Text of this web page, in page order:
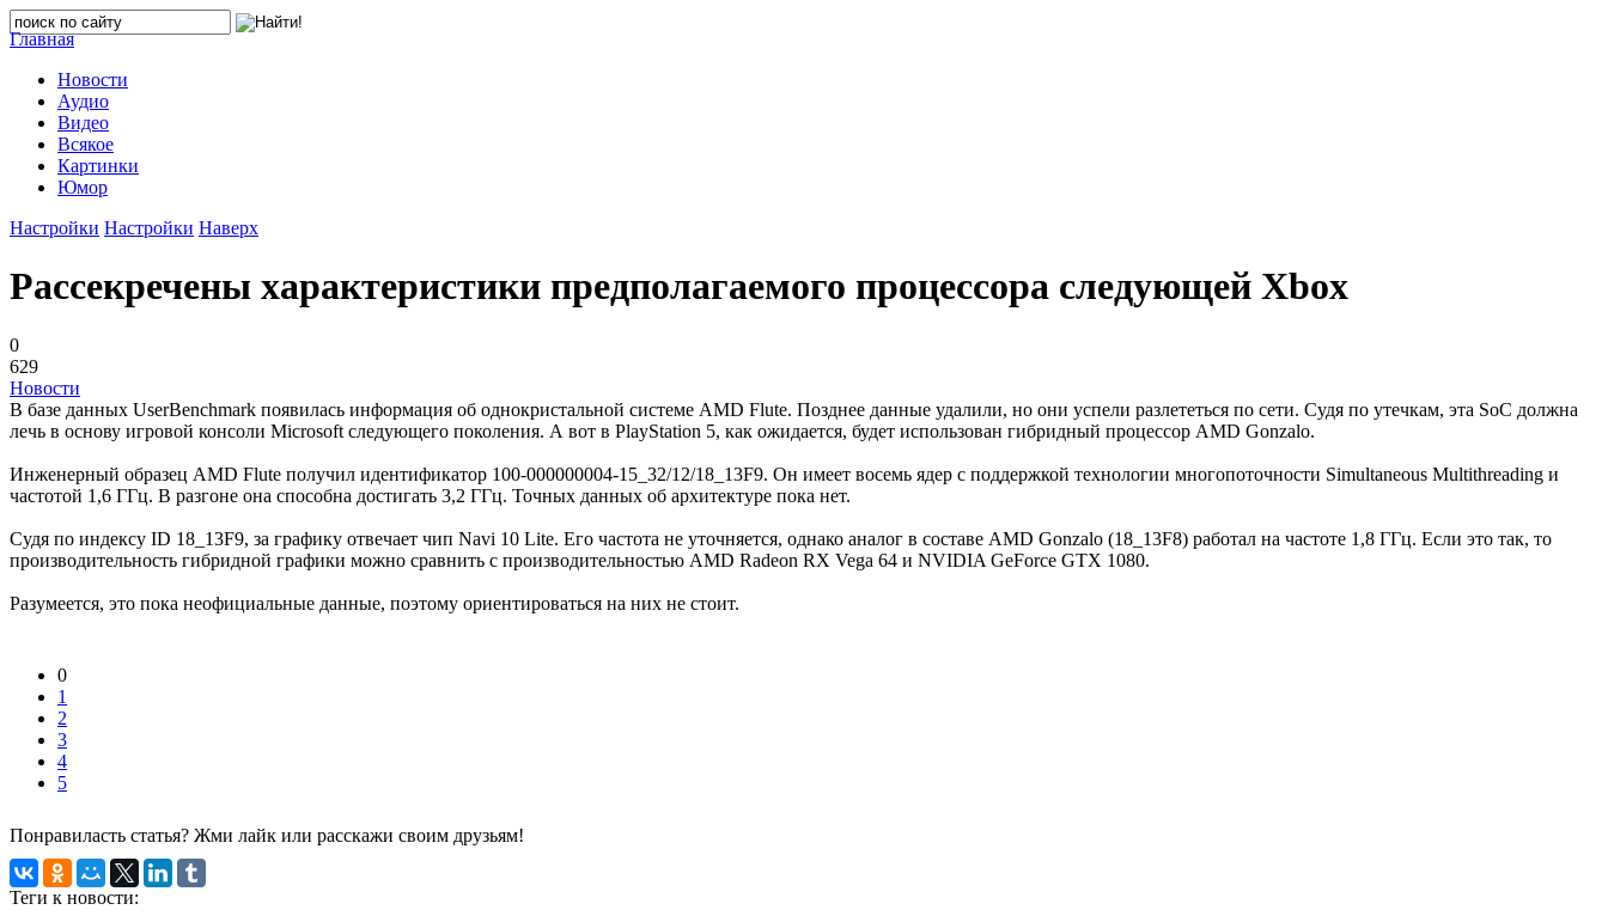
Главная
Новости
Аудио
Видео
Всякое
Картинки
Юмор
Настройки Настройки Наверх
Рассекречены характеристики предполагаемого процессора следующей Xbox
0
629
Новости
В базе данных UserBenchmark появилась информация об однокристальной системе AMD Flute. Позднее данные удалили, но они успели разлететься по сети. Судя по утечкам, эта SoC должна
лечь в основу игровой консоли Microsoft следующего поколения. А вот в PlayStation 5, как ожидается, будет использован гибридный процессор AMD Gonzalo.
Инженерный образец AMD Flute получил идентификатор 100-000000004-15_32/12/18_13F9. Он имеет восемь ядер с поддержкой технологии многопоточности Simultaneous Multithreading и
частотой 1,6 ГГц. В разгоне она способна достигать 3,2 ГГц. Точных данных об архитектуре пока нет.
Судя по индексу ID 18_13F9, за графику отвечает чип Navi 10 Lite. Его частота не уточняется, однако аналог в составе AMD Gonzalo (18_13F8) работал на частоте 1,8 ГГц. Если это так, то
производительность гибридной графики можно сравнить с производительностью AMD Radeon RX Vega 64 и NVIDIA GeForce GTX 1080.
Разумеется, это пока неофициальные данные, поэтому ориентироваться на них не стоит.
0
1
2
3
4
5
Понравиласть статья? Жми лайк или расскажи своим друзьям!
Теги к новости: